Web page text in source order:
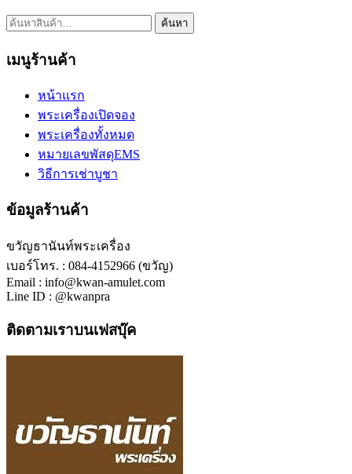
ค้นหา: ค้นหา
เมนูร้านค้า
หน้าแรก
พระเครื่องเปิดจอง
พระเครื่องทั้งหมด
หมายเลขพัสดุEMS
วิธีการเช่าบูชา
ข้อมูลร้านค้า
ขวัญธานันท์พระเครื่อง
เบอร์โทร. : 084-4152966 (ขวัญ)
Email : info@kwan-amulet.com
Line ID : @kwanpra
ติดตามเราบนเฟสบุ๊ค